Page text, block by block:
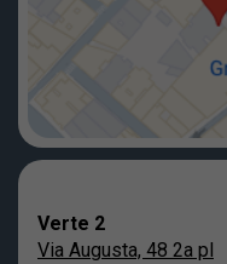
Verte 2
Via Augusta, 48 2a pl